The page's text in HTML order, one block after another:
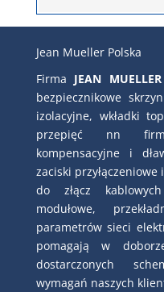
Jean Mueller Polska
Firma JEAN
bezpiecznikowe
izolacyjne, wkładki
przepięć nn
kompensacyjne i
zaciski
do złącz
modułowe,
parametrów sieci
pomagają w
dostarczonych
wymagań naszych